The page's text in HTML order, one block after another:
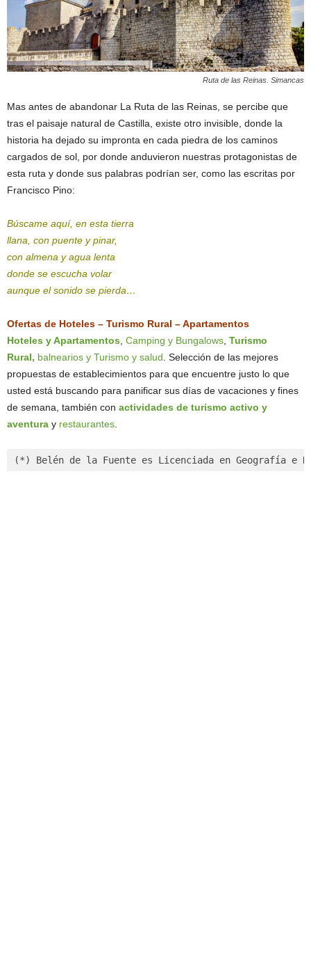
Ruta de las Reinas. Simancas
Mas antes de abandonar La Ruta de las Reinas, se percibe que
tras el paisaje natural de Castilla, existe otro invisible, donde la
historia ha dejado su impronta en cada piedra de los caminos
cargados de sol, por donde anduvieron nuestras protagonistas de
esta ruta y donde sus palabras podrían ser, como las escritas por
Francisco Pino:
Búscame aquí, en esta tierra
llana, con puente y pinar,
con almena y agua lenta
donde se escucha volar
aunque el sonido se pierda…
Ofertas de Hoteles – Turismo Rural – Apartamentos
Hoteles y Apartamentos Camping y Bungalows Turismo
Rural, balnearios y Turismo y salud . Selección de las mejores
propuestas de establecimientos para que encuentre justo lo que
usted está buscando para panificar sus días de vacaciones y fines
de semana, también con actividades de turismo activo y
aventura y restaurantes
(*) Belén de la Fuente es Licenciada en Geografía e